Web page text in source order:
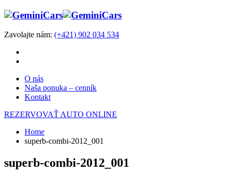
Zavolajte nám: (+421) 902 034 534
O nás
Naša ponuka – cenník
Kontakt
REZERVOVAŤ AUTO ONLINE
Home
superb-combi-2012_001
superb-combi-2012_001